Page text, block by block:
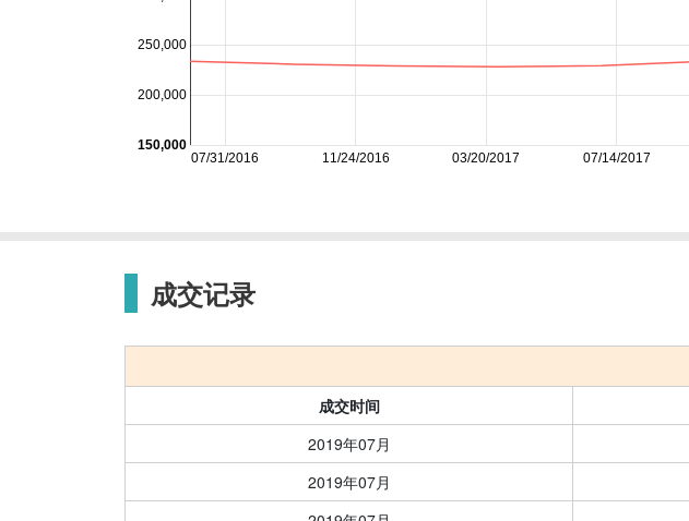
07/31/2016 11/24/2016 03/20/2017 07/14/2017
200,000
250,000
150,000
成交记录
成交时间
2019年07月
2019年07月